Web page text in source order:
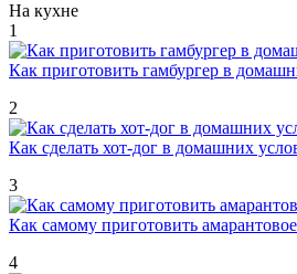
На кухне
1
Как приготовить гамбургер в
2
Как сделать хот-дог в домашних
3
Как самому приготовить
4